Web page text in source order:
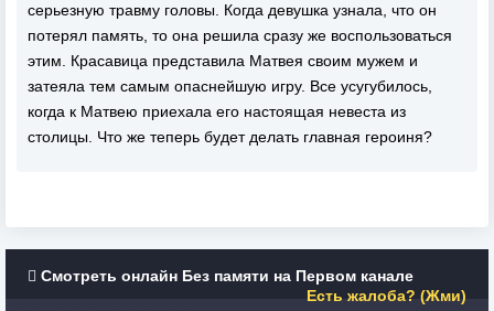
серьезную травму головы. Когда девушка узнала, что он
потерял память, то она решила сразу же воспользоваться
этим. Красавица представила Матвея своим мужем и
затеяла тем самым опаснейшую игру. Все усугубилось,
когда к Матвею приехала его настоящая невеста из
столицы. Что же теперь будет делать главная героиня?
Смотреть онлайн Без памяти на Первом канале
Есть жалоба? (Жми)